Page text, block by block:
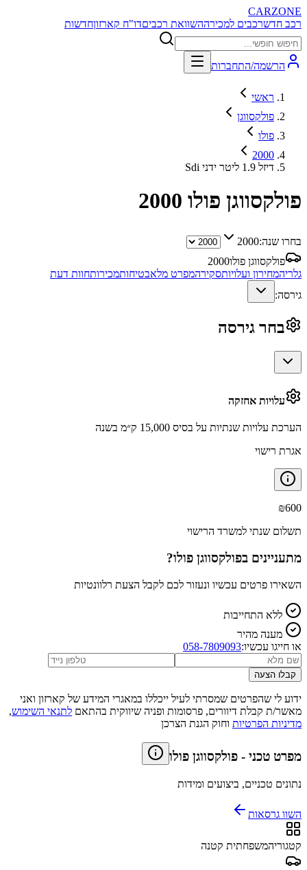
CARZONE
רכב חדשרכבים למכירההשוואת רכביםדו"ח קארזוןחדשות
הרשמה/התחברות
ראשי
פולקסווגן
פולו
2000
Sdi דיזל 1.9 ליטר ידני
פולקסווגן פולו 2000
בחרו שנה:2000
פולקסווגן פולו2000
גלריהמחירון ועלויותסקירהמפרט מלאבטיחותמכירותחוות דעת
גירסה:
בחר גירסה
עלויות אחזקה
הערכת עלויות שנתיות על בסיס 15,000 ק״מ בשנה
אגרת רישוי
₪600
תשלום שנתי למשרד הרישוי
מתעניינים בפולקסווגן פולו?
השאירו פרטים עכשיו ונעזור לכם לקבל הצעת רלוונטיות
ללא התחייבות
מענה מהיר
או חייגו עכשיו:058-7809093
קבלו הצעה
ידוע לי שהפרטים שמסרתי לעיל ייכללו במאגרי המידע של קארזון ואני
מאשר/ת קבלת דיוורים, פרסומות ופניה שיווקית בהתאם לתנאי השימוש,
מדיניות הפרטיות וחוק הגנת הצרכן
מפרט טכני - פולקסווגן פולו
נתונים טכניים, ביצועים ומידות
השוו גרסאות
קטגוריהמשפחתית קטנה